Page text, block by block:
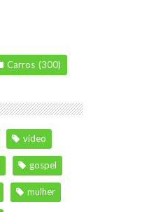
Carros (300)
vídeo
gospel
mulher